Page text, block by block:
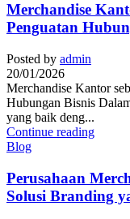
Merchandise
Penguatan
Posted by admin
20/01/2026
Merchandise Kantor
Hubungan Bisnis
yang baik deng...
Continue reading
Blog
Perusahaan
Solusi Branding